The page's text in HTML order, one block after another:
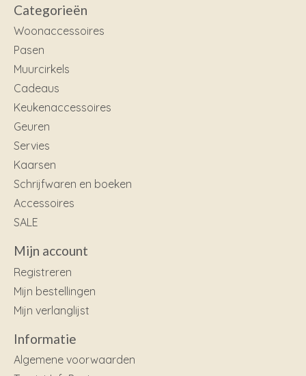
Categorieën
Woonaccessoires
Pasen
Muurcirkels
Cadeaus
Keukenaccessoires
Geuren
Servies
Kaarsen
Schrijfwaren en boeken
Accessoires
SALE
Mijn account
Registreren
Mijn bestellingen
Mijn verlanglijst
Informatie
Algemene voorwaarden